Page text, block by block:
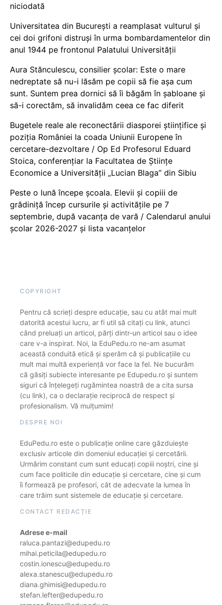
niciodată
Universitatea din București a reamplasat vulturul și
cei doi grifoni distruși în urma bombardamentelor din
anul 1944 pe frontonul Palatului Universității
Aura Stănculescu, consilier școlar: Este o mare
nedreptate să nu-i lăsăm pe copii să fie așa cum
sunt. Suntem prea dornici să îi băgăm în șabloane și
să-i corectăm, să invalidăm ceea ce fac diferit
Bugetele reale ale reconectării diasporei științifice și
poziția României la coada Uniunii Europene în
cercetare-dezvoltare / Op Ed Profesorul Eduard
Stoica, conferențiar la Facultatea de Științe
Economice a Universității „Lucian Blaga” din Sibiu
Peste o lună începe școala. Elevii și copiii de
grădiniță încep cursurile și activitățile pe 7
septembrie, după vacanța de vară / Calendarul anului
școlar 2026-2027 și lista vacanțelor
COPYRIGHT
Pentru că scrieți despre educație, sau cu atât mai mult
datorită acestui lucru, ar fi util să citați cu link, atunci
când preluați un articol, părți dintr-un articol sau o idee
care v-a inspirat. Noi, la EduPedu.ro ne-am asumat
această conduită etică și sperăm că și publicațiile cu
mult mai multă experiență vor face la fel. Ne bucurăm
că găsiți subiecte interesante pe Edupedu.ro și suntem
siguri că înțelegeți rugămintea noastră de a cita sursa
(cu link), ca o declarație reciprocă de respect și
profesionalism. Vă mulțumim!
DESPRE NOI
EduPedu.ro este o publicație online care găzduiește
exclusiv articole din domeniul educației și cercetării.
Urmărim constant cum sunt educați copiii noștri, cine și
cum face politicile din educație și cercetare, cine și cum
îi formează pe profesori, cât de adecvate la lumea în
care trăim sunt sistemele de educație și cercetare.
CONTACT REDACȚIE
Adrese e-mail
raluca.pantazi@edupedu.ro
mihai.peticila@edupedu.ro
costin.ionescu@edupedu.ro
alexa.stanescu@edupedu.ro
diana.ghimisi@edupedu.ro
stefan.lefter@edupedu.ro